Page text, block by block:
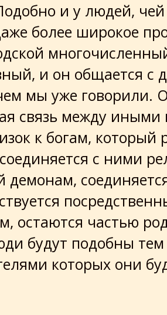
и у людей,
более широкое
и он общается с
мы уже говорили.
связь между иными
к богам, который
с ними
демонам,
остаются частью
будут подобны
которых они